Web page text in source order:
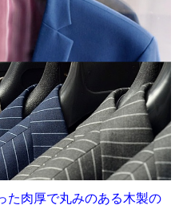
た肉厚で丸みのある木製の